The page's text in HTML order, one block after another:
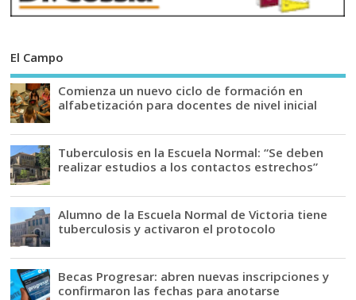
El Campo
Comienza un nuevo ciclo de formación en
alfabetización para docentes de nivel inicial
Tuberculosis en la Escuela Normal: “Se deben
realizar estudios a los contactos estrechos”
Alumno de la Escuela Normal de Victoria tiene
tuberculosis y activaron el protocolo
Becas Progresar: abren nuevas inscripciones y
confirmaron las fechas para anotarse